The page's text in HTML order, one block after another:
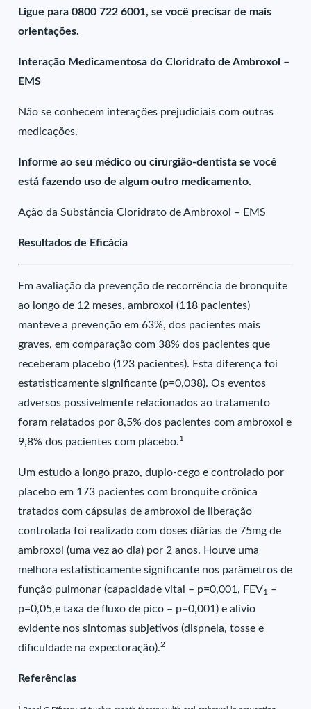
Ligue para 0800 722 6001, se você precisar de mais
orientações.
Interação Medicamentosa do Cloridrato de Ambroxol –
EMS
Não se conhecem interações prejudiciais com outras
medicações.
Informe ao seu médico ou cirurgião-dentista se você
está fazendo uso de algum outro medicamento.
Ação da Substância Cloridrato de Ambroxol – EMS
Resultados de Eficácia
Em avaliação da prevenção de recorrência de bronquite
ao longo de 12 meses, ambroxol (118 pacientes)
manteve a prevenção em 63%, dos pacientes mais
graves, em comparação com 38% dos pacientes que
receberam placebo (123 pacientes). Esta diferença foi
estatisticamente significante (p=0,038). Os eventos
adversos possivelmente relacionados ao tratamento
foram relatados por 8,5% dos pacientes com ambroxol e
9,8% dos pacientes com placebo.1
Um estudo a longo prazo, duplo-cego e controlado por
placebo em 173 pacientes com bronquite crônica
tratados com cápsulas de ambroxol de liberação
controlada foi realizado com doses diárias de 75mg de
ambroxol (uma vez ao dia) por 2 anos. Houve uma
melhora estatisticamente significante nos parâmetros de
função pulmonar (capacidade vital – p=0,001, FEV1 –
p=0,05,e taxa de fluxo de pico – p=0,001) e alívio
evidente nos sintomas subjetivos (dispneia, tosse e
dificuldade na expectoração).2
Referências